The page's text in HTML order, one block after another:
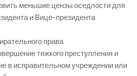
меньшие цензы оседлости для
и Вице-президента
права.
тяжкого преступления и
в исправительном учреждении или